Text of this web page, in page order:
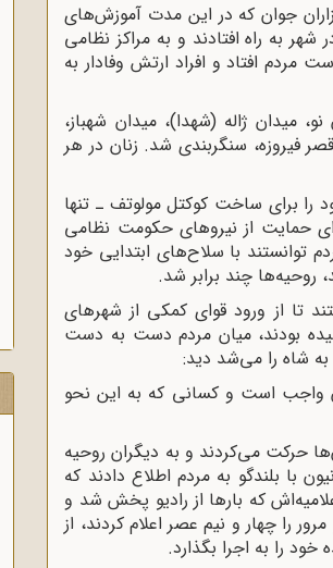
جوان که در این مدت آموزش‌های
به راه افتادند و به مراکز نظامی
17، 26 و کلانتری نارمک به دست مردم افتاد و افراد ارتش وفادار به
میدان ژاله (شهدا)، میدان شهباز،
فیروزه، سنگربندی شد. زنان در هر
را برای ساخت کوکتل مولوتف ـ تنها
حمایت از نیروهای حکومت نظامی
توانستند با سلاح‌های ابتدایی خود
روحیه‌ها چند برابر شد.
تا از ورود قوای کمکی از شهرهای
بودند، میان مردم دست به دست
شاه را می‌شد دید:
است و کسانی که به این نحو
حرکت می‌کردند و به دیگران روحیه
بلندگو به مردم اطلاع دادند که
که بارها از رادیو پخش شد و
را چهار و نیم عصر اعلام کردند، از
را به اجرا بگذارد.